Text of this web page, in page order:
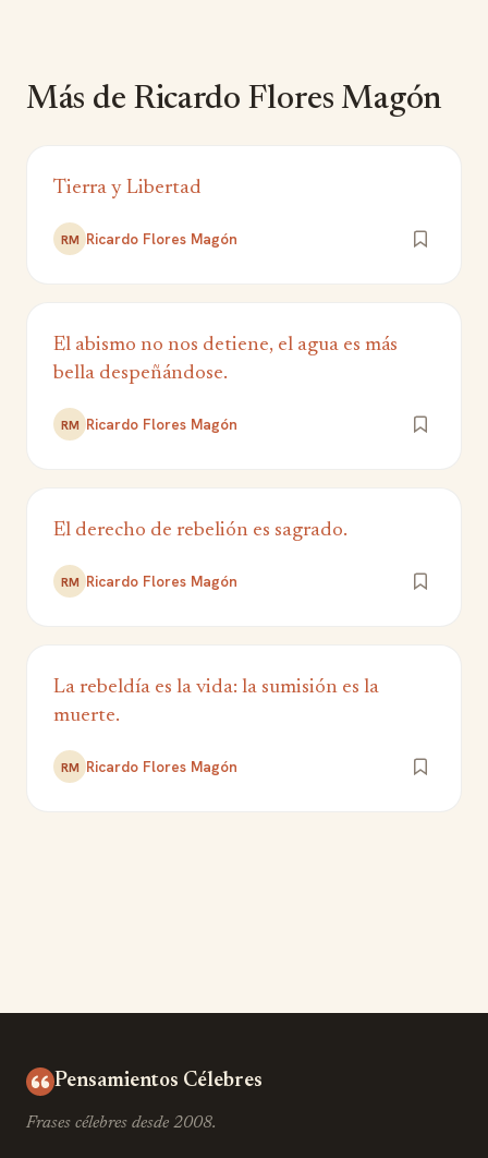
Más de Ricardo Flores Magón
Tierra y Libertad
RM Ricardo Flores Magón
El abismo no nos detiene, el agua es más
bella despeñándose.
RM Ricardo Flores Magón
El derecho de rebelión es sagrado.
RM Ricardo Flores Magón
La rebeldía es la vida: la sumisión es la
muerte.
RM Ricardo Flores Magón
Pensamientos Célebres
Frases célebres desde 2008.